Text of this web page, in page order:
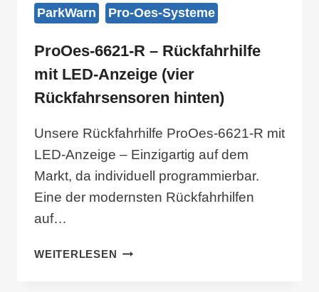
ParkWarn Pro-Oes-Systeme
ProOes-6621-R – Rückfahrhilfe
mit LED-Anzeige (vier
Rückfahrsensoren hinten)
Unsere Rückfahrhilfe ProOes-6621-R mit
LED-Anzeige – Einzigartig auf dem
Markt, da individuell programmierbar.
Eine der modernsten Rückfahrhilfen
auf…
WEITERLESEN PROOES-